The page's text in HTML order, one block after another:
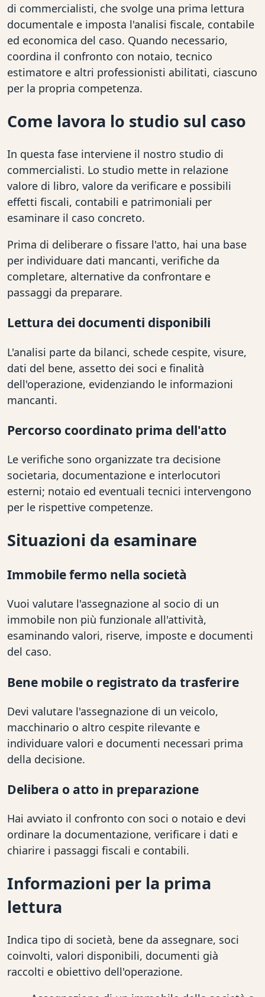
di commercialisti, che svolge una prima lettura
documentale e imposta l'analisi fiscale, contabile
ed economica del caso. Quando necessario,
coordina il confronto con notaio, tecnico
estimatore e altri professionisti abilitati, ciascuno
per la propria competenza.
Come lavora lo studio sul caso
In questa fase interviene il nostro studio di
commercialisti. Lo studio mette in relazione
valore di libro, valore da verificare e possibili
effetti fiscali, contabili e patrimoniali per
esaminare il caso concreto.
Prima di deliberare o fissare l'atto, hai una base
per individuare dati mancanti, verifiche da
completare, alternative da confrontare e
passaggi da preparare.
Lettura dei documenti disponibili
L'analisi parte da bilanci, schede cespite, visure,
dati del bene, assetto dei soci e finalità
dell'operazione, evidenziando le informazioni
mancanti.
Percorso coordinato prima dell'atto
Le verifiche sono organizzate tra decisione
societaria, documentazione e interlocutori
esterni; notaio ed eventuali tecnici intervengono
per le rispettive competenze.
Situazioni da esaminare
Immobile fermo nella società
Vuoi valutare l'assegnazione al socio di un
immobile non più funzionale all'attività,
esaminando valori, riserve, imposte e documenti
del caso.
Bene mobile o registrato da trasferire
Devi valutare l'assegnazione di un veicolo,
macchinario o altro cespite rilevante e
individuare valori e documenti necessari prima
della decisione.
Delibera o atto in preparazione
Hai avviato il confronto con soci o notaio e devi
ordinare la documentazione, verificare i dati e
chiarire i passaggi fiscali e contabili.
Informazioni per la prima
lettura
Indica tipo di società, bene da assegnare, soci
coinvolti, valori disponibili, documenti già
raccolti e obiettivo dell'operazione.